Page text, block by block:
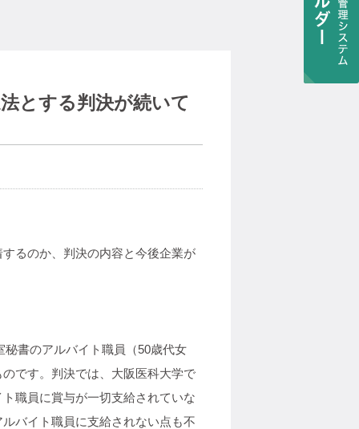
とする判決が続いて
るのか、判決の内容と今後企業が
書のアルバイト職員（50歳代女
です。判決では、大阪医科大学で
職員に賞与が一切支給されていな
バイト職員に支給されない点も不